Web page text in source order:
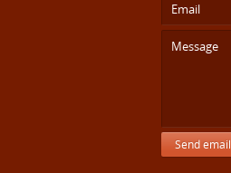
Send email